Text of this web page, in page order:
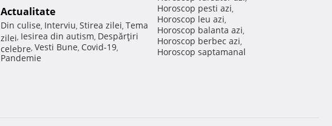
Actualitate
Din culise, Interviu, Stirea zilei, Tema
zilei, Iesirea din autism, Despărţiri
celebre, Vesti Bune, Covid-19,
Pandemie
Horoscop pesti azi,
Horoscop leu azi,
Horoscop balanta azi,
Horoscop berbec azi,
Horoscop saptamanal